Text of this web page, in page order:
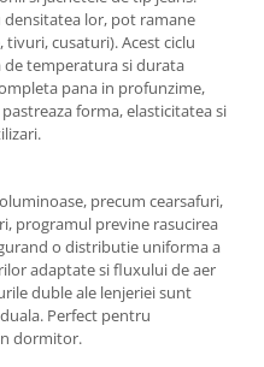
lor, pot ramane
cusaturi). Acest ciclu
temperatura si durata
pana in profunzime,
forma, elasticitatea si
precum cearsafuri,
programul previne rasucirea
o distributie uniforma a
adaptate si fluxului de aer
duble ale lenjeriei sunt
Perfect pentru
dormitor.